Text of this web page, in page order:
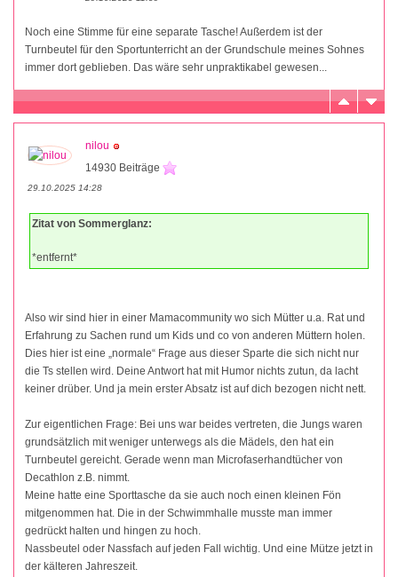
Noch eine Stimme für eine separate Tasche! Außerdem ist der
Turnbeutel für den Sportunterricht an der Grundschule meines Sohnes
immer dort geblieben. Das wäre sehr unpraktikabel gewesen...
nilou
14930 Beiträge
29.10.2025 14:28
Zitat von Sommerglanz:
*entfernt*
Also wir sind hier in einer Mamacommunity wo sich Mütter u.a. Rat und
Erfahrung zu Sachen rund um Kids und co von anderen Müttern holen.
Dies hier ist eine „normale“ Frage aus dieser Sparte die sich nicht nur
die Ts stellen wird. Deine Antwort hat mit Humor nichts zutun, da lacht
keiner drüber. Und ja mein erster Absatz ist auf dich bezogen nicht nett.
Zur eigentlichen Frage: Bei uns war beides vertreten, die Jungs waren
grundsätzlich mit weniger unterwegs als die Mädels, den hat ein
Turnbeutel gereicht. Gerade wenn man Microfaserhandtücher von
Decathlon z.B. nimmt.
Meine hatte eine Sporttasche da sie auch noch einen kleinen Fön
mitgenommen hat. Die in der Schwimmhalle musste man immer
gedrückt halten und hingen zu hoch.
Nassbeutel oder Nassfach auf jeden Fall wichtig. Und eine Mütze jetzt in
der kälteren Jahreszeit.